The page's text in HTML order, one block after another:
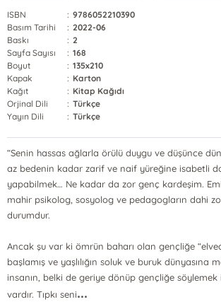
ISBN : 9786052210390
Basım Tarihi
: 2022-06
Baskı
: 2
Sayfa Sayısı
: 168
Boyut
: 135x210
Kapak
: Karton
Kağıt
: Kitap Kağıdı
Orjinal Dili
: Türkçe
Yayın Dili
: Türkçe
“Senin hassas ağlarla örülü duygu ve düşünce
az bedenin kadar zarif ve naif yüreğine isa­betli
yapabilmek… Ne kadar da zor genç kar­deşim.
mahir psikolog, sosyolog ve pedagogların dahi
durumdur.
Ancak şu var ki ömrün baharı olan gençliğe
başlamış ve yaşlılığın soluk ve buruk dünyasına
insanın, belki de geriye dönüp gençliğe
vardır. Tıpkı seni...